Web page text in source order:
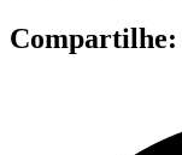
Compartilhe: